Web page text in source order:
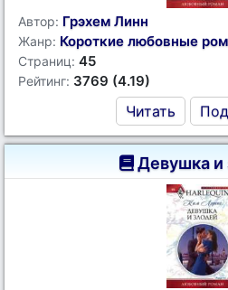
Автор: Грэхем Линн
Жанр: Короткие любовные
Страниц: 45
Рейтинг: 3769 (4.19)
Читать
Девушка и